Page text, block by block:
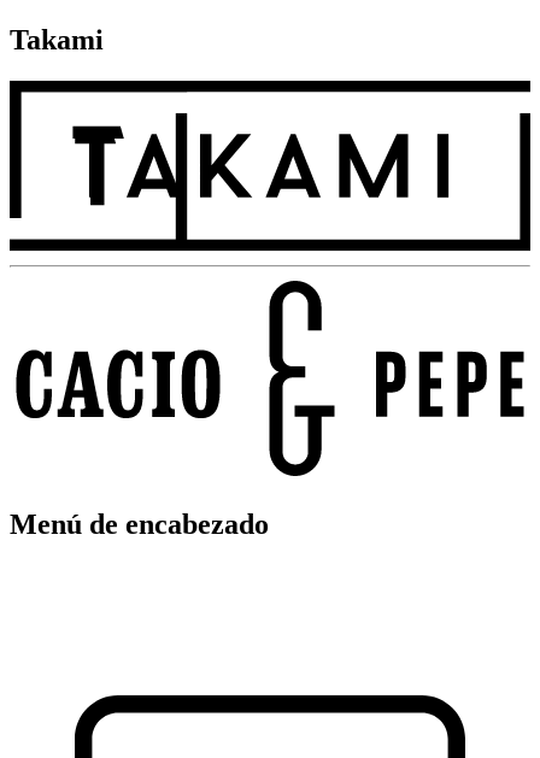
Takami
Menú de encabezado